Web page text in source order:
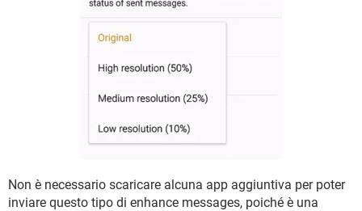
Non è necessario scaricare alcuna app aggiuntiva per poter
inviare questo tipo di enhance messages, poiché è una